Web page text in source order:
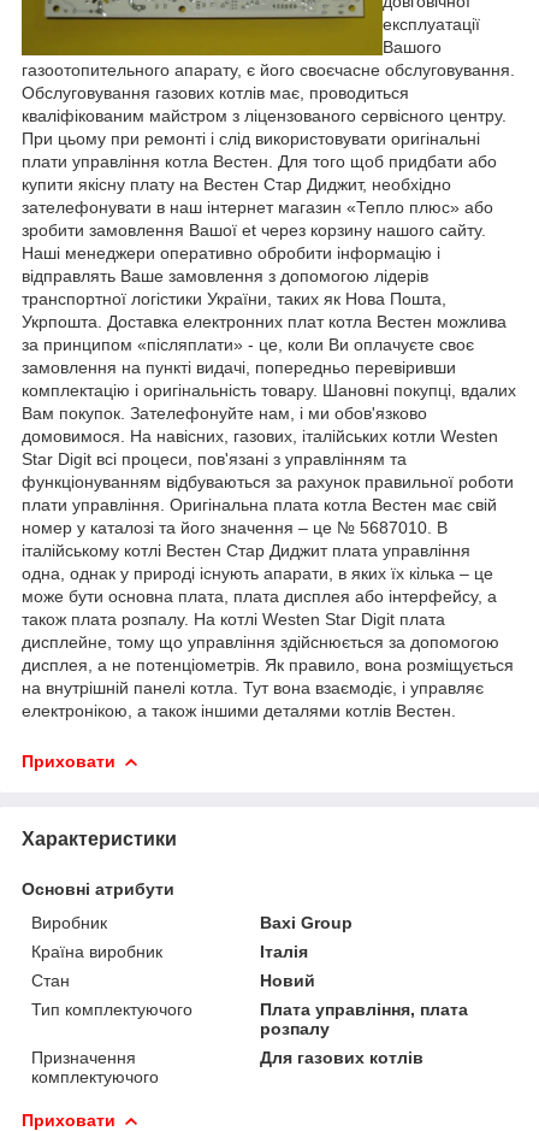
експлуатації
Вашого
газоотопительного апарату, є його своєчасне обслуговування.
Обслуговування газових котлів має, проводиться
кваліфікованим майстром з ліцензованого сервісного центру.
При цьому при ремонті і слід використовувати оригінальні
плати управління котла Вестен. Для того щоб придбати або
купити якісну плату на Вестен Стар Диджит, необхідно
зателефонувати в наш інтернет магазин «Тепло плюс» або
зробити замовлення Вашої et через корзину нашого сайту.
Наші менеджери оперативно обробити інформацію і
відправлять Ваше замовлення з допомогою лідерів
транспортної логістики України, таких як Нова Пошта,
Укрпошта. Доставка електронних плат котла Вестен можлива
за принципом «післяплати» - це, коли Ви оплачуєте своє
замовлення на пункті видачі, попередньо перевіривши
комплектацію і оригінальність товару. Шановні покупці, вдалих
Вам покупок. Зателефонуйте нам, і ми обов'язково
домовимося. На навісних, газових, італійських котли Westen
Star Digit всі процеси, пов'язані з управлінням та
функціонуванням відбуваються за рахунок правильної роботи
плати управління. Оригінальна плата котла Вестен має свій
номер у каталозі та його значення – це № 5687010. В
італійському котлі Вестен Стар Диджит плата управління
одна, однак у природі існують апарати, в яких їх кілька – це
може бути основна плата, плата дисплея або інтерфейсу, а
також плата розпалу. На котлі Westen Star Digit плата
дисплейне, тому що управління здійснюється за допомогою
дисплея, а не потенціометрів. Як правило, вона розміщується
на внутрішній панелі котла. Тут вона взаємодіє, і управляє
електронікою, а також іншими деталями котлів Вестен.
Приховати
Характеристики
Основні атрибути
Виробник
Baxi Group
Країна виробник
Італія
Стан
Новий
Тип комплектуючого
Плата управління, плата
розпалу
Призначення
комплектуючого
Для газових котлів
Приховати